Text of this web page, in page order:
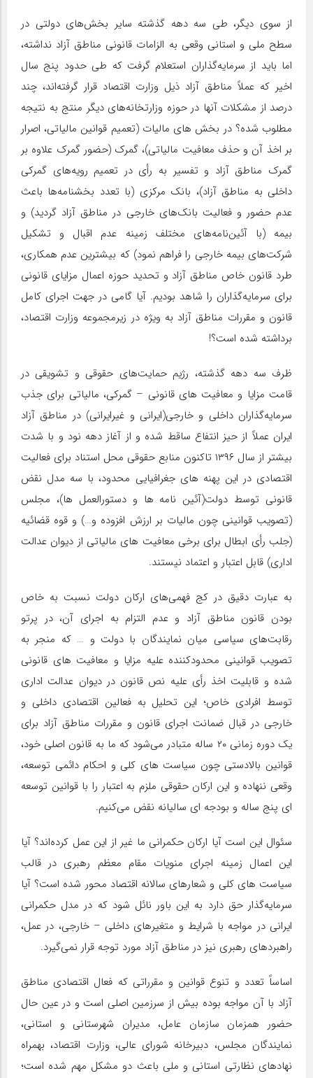
از سوی دیگر، طی سه دهه گذشته سایر بخش‌های دولتی در
سطح ملی و استانی وقعی به الزامات قانونی مناطق آزاد نداشته،
اما باید از سرمایه‌گذاران استعلام گرفت که طی حدود پنج سال
اخیر که عملاً مناطق آزاد ذیل وزارت اقتصاد قرار گرفته‌اند، چند
درصد از مشکلات آنها در حوزه وزارتخانه‌های دیگر منتج به نتیجه
مطلوب شده؟ در بخش های مالیات (تعمیم قوانین مالیاتی، اصرار
بر اخذ آن و حذف معافیت مالیاتی)، گمرک (حضور گمرک علاوه بر
گمرک مناطق آزاد و تفسیر به رأی در تعمیم رویه‌های گمرکی
داخلی به مناطق آزاد)، بانک مرکزی (با تعدد بخشنامه‌ها باعث
عدم حضور و فعالیت بانک‌های خارجی در مناطق آزاد گردید) و
بیمه (با آئین‌نامه‌های مختلف زمینه عدم اقبال و تشکیل
شرکت‌های بیمه خارجی را فراهم نمود) که بیشترین عدم همکاری،
طرد قانون خاص مناطق آزاد و تحدید حوزه اعمال مزایای قانونی
برای سرمایه‌گذاران را شاهد بودیم. آیا گامی در جهت اجرای کامل
قانون و مقررات مناطق آزاد به ویژه در زیرمجموعه وزارت اقتصاد،
برداشته شده است؟!
ظرف سه دهه گذشته، رژیم حمایت‌های حقوقی و تشویقی در
قامت مزایا و معافیت های قانونی – گمرکی، مالیاتی برای جذب
سرمایه‌گذاران داخلی و خارجی(ایرانی و غیرایرانی) در مناطق آزاد
ایران عملاً از حیز انتفاع ساقط شده و از آغاز دهه نود و با شدت
بیشتر از سال ۱۳۹۶ تاکنون منابع حقوقی محل استناد برای فعالیت
اقتصادی در این پهنه های جغرافیایی محدود، با سه مدل نقض
قانونی توسط دولت(آئین نامه ها و دستورالعمل ها)، مجلس
(تصویب قوانینی چون مالیات بر ارزش افزوده و…) و قوه قضائیه
(جلب رأی ابطال برای برخی معافیت های مالیاتی از دیوان عدالت
اداری) قابل اعتبار و اعتماد نیستند.
به عبارت دقیق در کج فهمی‌های ارکان دولت نسبت به خاص
بودن قانون مناطق آزاد و عدم التزام به اجرای آن، در پرتو
رقابت‌های سیاسی میان نمایندگان با دولت و … که منجر به
تصویب قوانینی محدودکننده علیه مزایا و معافیت های قانونی
شده و قابلیت اخذ رأی علیه نص قانون در دیوان عدالت اداری
توسط افرادی خاص؛ این تحلیل به فعالین اقتصادی داخلی و
خارجی در قبال ضمانت اجرای قانون و مقررات مناطق آزاد برای
یک دوره زمانی ۲۰ ساله متبادر می‌شود که ما به قانون اصلی خود،
قوانین بالادستی چون سیاست های کلی و احکام دائمی توسعه،
وقعی ننهاده و این ارکان حقوقی ملزم به اعتبار را با قوانین توسعه
ای پنج ساله و بودجه ای سالیانه نقض می‌کنیم.
سئوال این است آیا ارکان حکمرانی ما غیر از این عمل کرده‌اند؟ آیا
این اعمال زمینه اجرای منویات مقام معظم رهبری در قالب
سیاست های کلی و شعارهای سالانه اقتصاد محور شده است؟ آیا
سرمایه‌گذار حق دارد به این باور نائل شود که در مدل حکمرانی
ایرانی در مواجه با شرایط و متغیرهای داخلی – خارجی، در عمل،
راهبردهای رهبری نیز در مناطق آزاد مورد توجه قرار نمی‌گیرد.
اساساً تعدد و تنوع قوانین و مقرراتی که فعال اقتصادی مناطق
آزاد با آن مواجه بوده بیش از سرزمین اصلی است و در عین حال
حضور همزمان سازمان عامل، مدیران شهرستانی و استانی،
نمایندگان مجلس، دبیرخانه شورای عالی، وزارت اقتصاد، بهمراه
نهادهای نظارتی استانی و ملی باعث دو مشکل مهم شده است؛